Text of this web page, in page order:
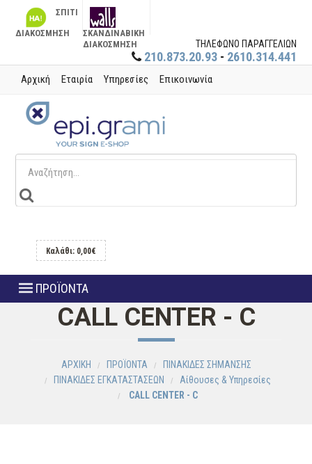
ΣΠΙΤΙ
ΔΙΑΚΟΣΜΗΣΗ
ΣΚΑΝΔΙΝΑΒΙΚΗ
ΔΙΑΚΟΣΜΗΣΗ
ΤΗΛΕΦΩΝΟ ΠΑΡΑΓΓΕΛΙΩΝ
210.873.20.93 - 2610.314.441
Αρχική Εταιρία Υπηρεσίες Επικοινωνία
Καλάθι: 0,00€
ΠΡΟΪΟΝΤΑ
CALL CENTER - C
ΑΡΧΙΚΗ ΠΡΟΪΟΝΤΑ
ΠΙΝΑΚΙΔΕΣ ΣΗΜΑΝΣΗΣ
ΠΙΝΑΚΙΔΕΣ ΕΓΚΑΤΑΣΤΑΣΕΩΝ
Αίθουσες & Υπηρεσίες
CALL CENTER - C